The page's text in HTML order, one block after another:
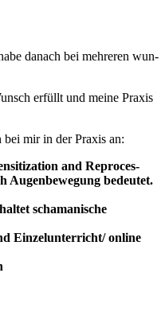
danach bei meh­re­ren wun­
erfüllt und mei­ne Pra­xis
mir in der Pra­xis an:
and Repro­ces­
Augen­be­we­gung bedeutet.
scha­ma­ni­sche
Einzelunterricht/ online